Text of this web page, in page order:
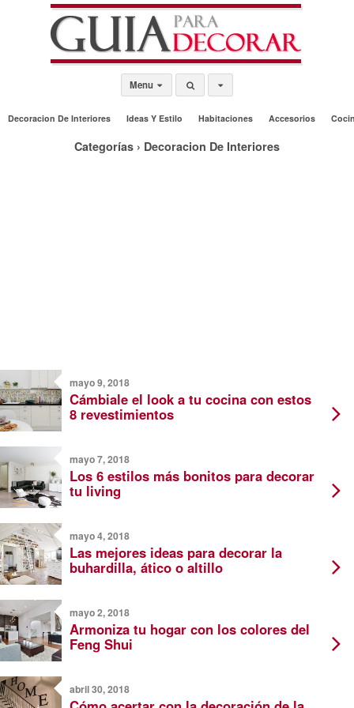
Menu
Decoracion De Interiores Ideas Y Estilo Habitaciones Accesorios
Categorías › Decoracion De Interiores
mayo 9, 2018
Cámbiale el look a tu cocina con estos
8 revestimientos
mayo 7, 2018
Los 6 estilos más bonitos para decorar
tu living
mayo 4, 2018
Las mejores ideas para decorar la
buhardilla, ático o altillo
mayo 2, 2018
Armoniza tu hogar con los colores del
Feng Shui
abril 30, 2018